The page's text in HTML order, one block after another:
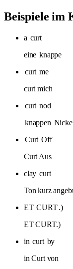
Beispiele im
a curt
eine knappe
curt me
curt mich
curt nod
knappen
Curt Off
Curt Aus
clay curt
Ton kurz
ET CURT.)
ET CURT.)
in curt by
in Curt von